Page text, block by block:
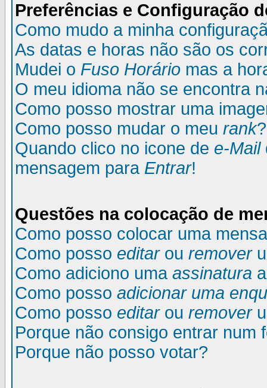
Preferências e Configuração
Como mudo a minha
As datas e horas não são os
Mudei o Fuso Horário mas a
O meu idioma não se encontra
Como posso mostrar uma
Como posso mudar o meu rank?
Quando clico no icone de e-Mail
mensagem para Entrar!
Questões na colocação de
Como posso colocar uma
Como posso editarou remover
Como adiciono uma assinatura
Como posso adicionar uma
Como posso editarou remover
Porque não consigo entrar num
Porque não posso votar?